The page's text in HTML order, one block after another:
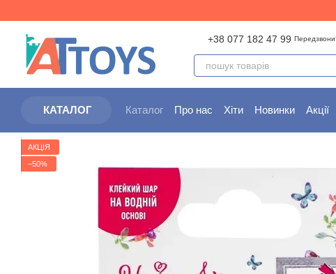
+38 077 182 47 99
КАТАЛОГ Каталог Про нас Хіти Новинки Акції
АКЦІЯ
−50%